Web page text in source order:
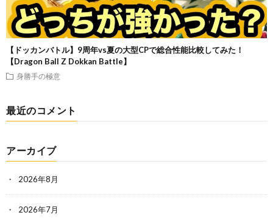
【ドッカンバトル】9周年vs夏の大型CPで総合性能比較してみた！
【Dragon Ball Z Dokkan Battle】
身勝手の極意
最近のコメント
アーカイブ
2026年8月
2026年7月